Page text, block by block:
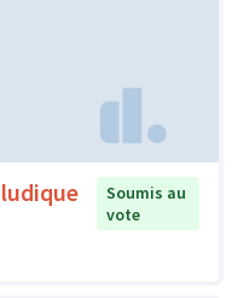
Soumis au
vote